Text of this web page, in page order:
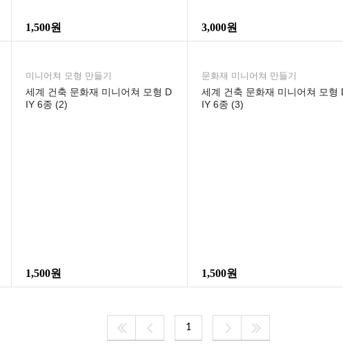
1,500원 3,000원
미니어쳐 모형 만들기
세계 건축 문화재 미니어쳐 모형 D
IY 6종 (2)
1,500원
문화재 미니어쳐 만들기
세계 건축 문화재 미니어쳐 모형
IY 6종 (3)
1,500원
1